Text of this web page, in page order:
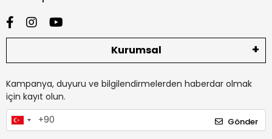
Kurumsal
Kampanya, duyuru ve bilgilendirmelerden haberdar olmak
için kayıt olun.
Gönder